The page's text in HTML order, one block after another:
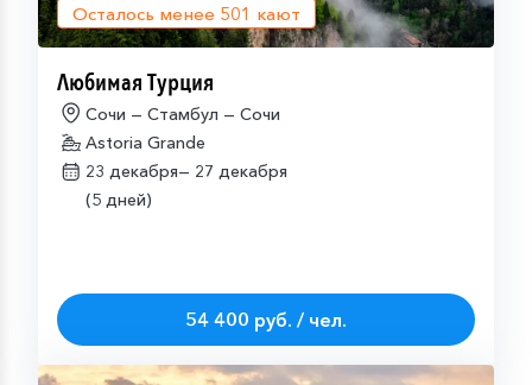
Осталось менее 501 кают
Любимая Турция
Сочи — Стамбул — Сочи
Astoria Grande
23 декабря— 27 декабря
(5 дней)
54 400 руб. / чел.